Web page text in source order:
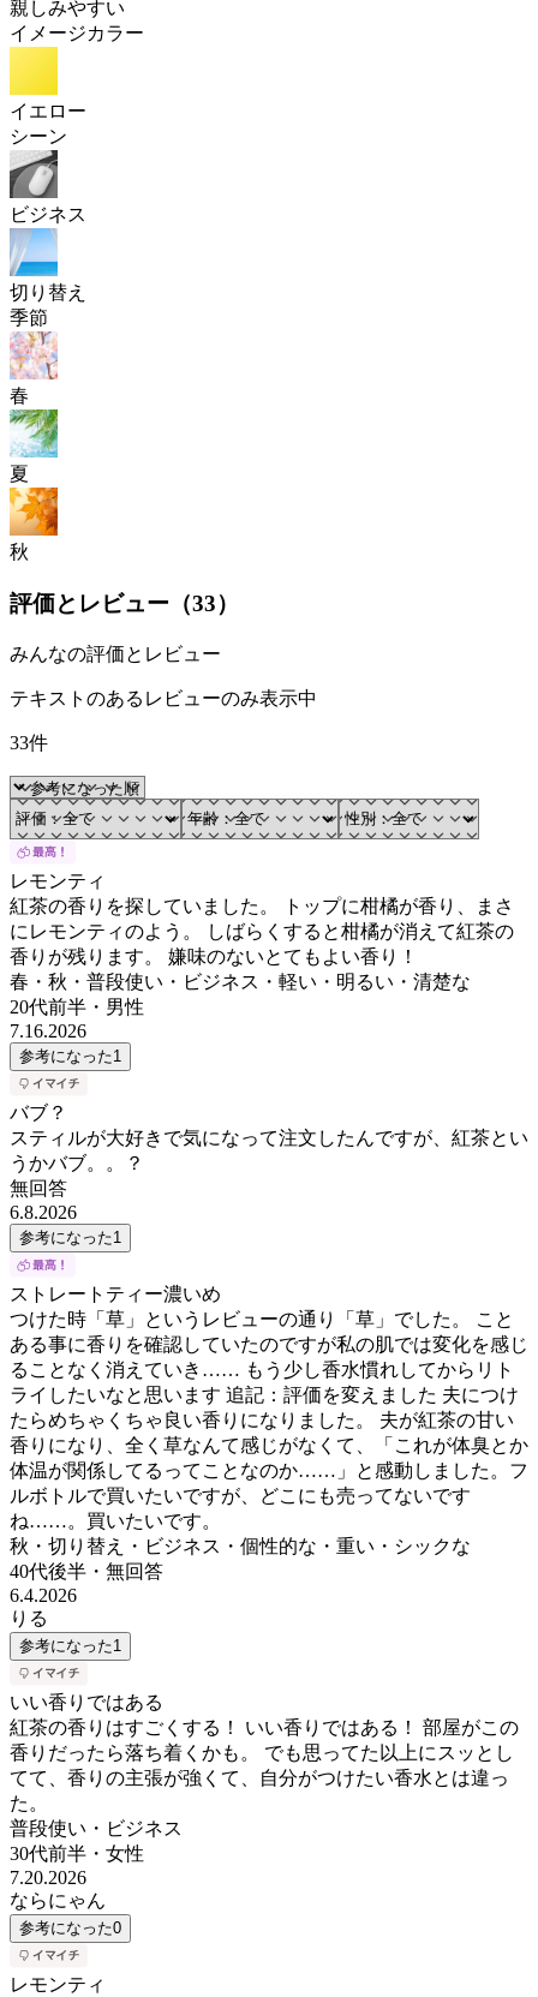
親しみやすい
イメージカラー
イエロー
シーン
ビジネス
切り替え
季節
春
夏
秋
評価とレビュー（33）
みんなの評価とレビュー
テキストのあるレビューのみ表示中
33件
レモンティ
紅茶の香りを探していました。 トップに柑橘が香り、まさ
にレモンティのよう。 しばらくすると柑橘が消えて紅茶の
香りが残ります。 嫌味のないとてもよい香り！
春・秋・普段使い・ビジネス・軽い・明るい・清楚な
20代前半 ・ 男性
7.16.2026
参考になった1
バブ？
スティルが大好きで気になって注文したんですが、紅茶とい
うかバブ。。？
無回答
6.8.2026
参考になった1
ストレートティー濃いめ
つけた時「草」というレビューの通り「草」でした。 こと
ある事に香りを確認していたのですが私の肌では変化を感じ
ることなく消えていき…… もう少し香水慣れしてからリト
ライしたいなと思います 追記：評価を変えました 夫につけ
たらめちゃくちゃ良い香りになりました。 夫が紅茶の甘い
香りになり、全く草なんて感じがなくて、「これが体臭とか
体温が関係してるってことなのか……」と感動しました。フ
ルボトルで買いたいですが、どこにも売ってないです
ね……。買いたいです。
秋・切り替え・ビジネス・個性的な・重い・シックな
40代後半 ・ 無回答
6.4.2026
りる
参考になった1
いい香りではある
紅茶の香りはすごくする！ いい香りではある！ 部屋がこの
香りだったら落ち着くかも。 でも思ってた以上にスッとし
てて、香りの主張が強くて、自分がつけたい香水とは違っ
た。
普段使い・ビジネス
30代前半 ・ 女性
7.20.2026
ならにゃん
参考になった0
レモンティ